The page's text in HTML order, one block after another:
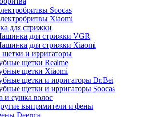
Soocas
Xiaomi
для стрижки
для стрижки VGR
для стрижки Xiaomi
щетки и ирригаторы
щетки Realme
щетки Xiaomi
щетки и ирригаторы Dr.Bei
щетки и ирригаторы Soocas
и сушка волос
выпрямители и фены
Deerma